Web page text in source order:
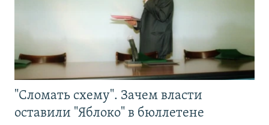
"Сломать схему". Зачем власти
оставили "Яблоко" в бюллетене